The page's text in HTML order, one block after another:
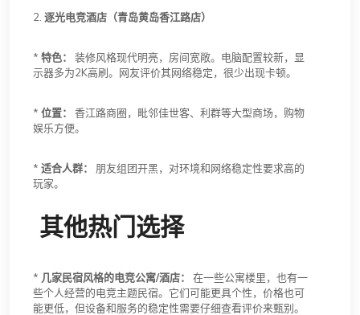
2. 逐光电竞酒店（青岛黄岛香江路店）
* 特色：
装修风格现代明亮，房间宽敞。电脑配置较新，显
示器多为2K高刷。网友评价其网络稳定，很少出现卡顿。
* 位置：
香江路商圈，毗邻佳世客、利群等大型商场，购物
娱乐方便。
* 适合人群：
朋友组团开黑，对环境和网络稳定性要求高的
玩家。
️ 其他热门选择
* 几家民宿风格的电竞公寓/酒店：
在一些公寓楼里，也有一
些个人经营的电竞主题民宿。它们可能更具个性，价格也可
能更低，但设备和服务的稳定性需要仔细查看评价来甄别。